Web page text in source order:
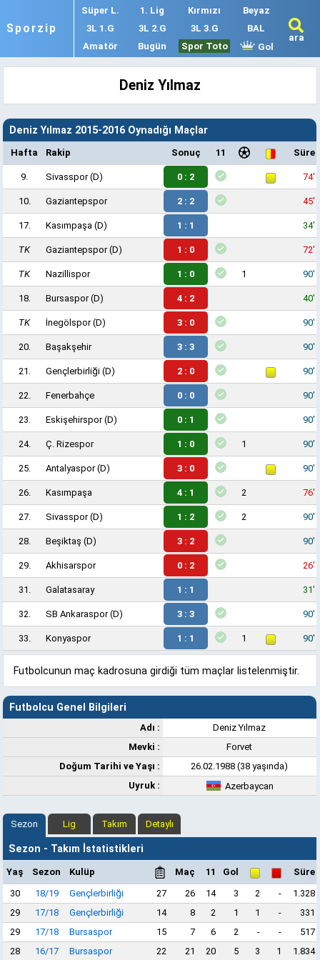
Sporzip
Süper L. 1. Lig Kırmızı
Beyaz
3L 1.G
3L 2.G 3L 3.G
BAL
Amatör
Bugün Spor Toto Gol
ara
Deniz Yılmaz
Deniz Yılmaz 2015-2016 Oynadığı Maçlar
Hafta Rakip Sonuç 11 Süre
9. Sivasspor(D) 0 : 2 74'
10. Gaziantepspor 2 : 2 45'
17. Kasımpaşa (D) 1 : 1 34'
TK Gaziantepspor(D) 1 : 0 72'
TK Nazillispor 1 : 0 1 90'
18. Bursaspor(D) 4 : 2 40'
TK İnegölspor(D) 3 : 0 90'
20. Başakşehir 3 : 3 90'
21. Gençlerbirliği (D) 2 : 0 90'
22. Fenerbahçe 0 : 0 90'
23. Eskişehirspor(D) 0 : 1 90'
24. Ç. Rizespor 1 : 0 1 90'
25. Antalyaspor(D) 3 : 0 90'
26. Kasımpaşa 4 : 1 2 76'
27. Sivasspor(D) 1 : 2 2 90'
28. Beşiktaş (D) 3 : 2 90'
29. Akhisarspor 0 : 2 26'
31. Galatasaray 1 : 1 31'
32. SB Ankaraspor(D) 3 : 3 90'
33. Konyaspor 1 : 1 1 90'
Futbolcunun maç kadrosuna girdiği tüm maçlar listelenmiştir.
Futbolcu Genel Bilgileri
Adı :
Deniz Yılmaz
Mevki :
Forvet
Doğum Tarihi ve Yaşı :
26.02.1988 (38 yaşında)
Uyruk :
Azerbaycan
Sezon Lig Takım Detaylı
Sezon - Takım İstatistikleri
Yaş Sezon Kulüp Maç 11 Gol
Süre
30
18/19 Gençlerbirliği 27 26 14 3 2 -
1.328
29
17/18 Gençlerbirliği 14 8 2 1 1 -
331
29
17/18 Bursaspor 15 7 6 2 - -
517
28
16/17 Bursaspor 22 21 20 5 3 1 1.834